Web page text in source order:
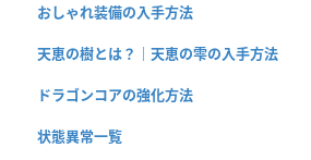
おしゃれ装備の入手方法
天恵の樹とは？｜天恵の雫の入手方法
ドラゴンコアの強化方法
状態異常一覧